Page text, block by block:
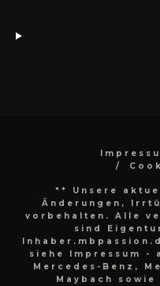
** Unsere
Änderungen,
vorbehalten. Alle
sind
siehe Impressum -
Mercedes-Benz,
Maybach